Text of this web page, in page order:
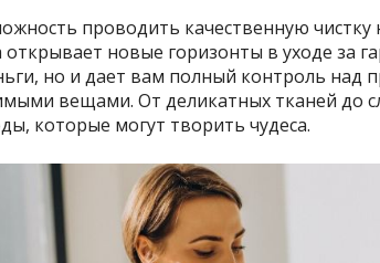
проводить качественную
новые горизонты в уходе за
но и дает вам полный контроль над
вещами. От деликатных тканей до
которые могут творить чудеса.